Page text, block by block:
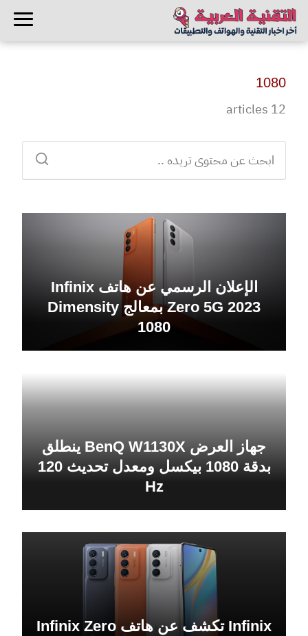
1080
12 articles
الإعلان الرسمي عن هاتف Infinix
Zero 5G 2023 بمعالج Dimensity
1080
جهاز العرض BenQ W1130X ينطلق
بدقة 1080 بيكسل ومعدل تحديث 120
Hz
Infinix تكشف عن هاتف Infinix Zero